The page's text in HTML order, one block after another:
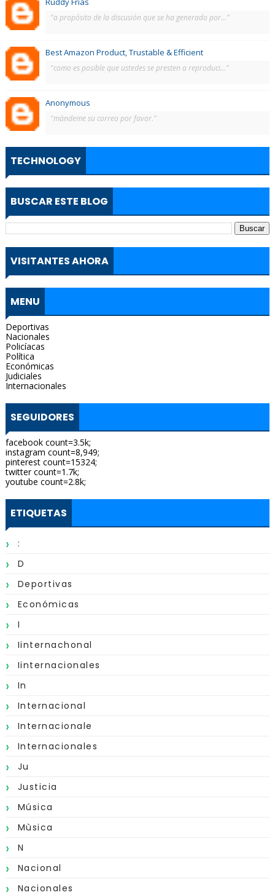
"a propósito de la discusión que se ha generado por..."
Best Amazon Product, Trustable & Efficient
"como es posible que ustedes se presten a reproduci..."
Anonymous
"màndeme su correo por favor."
TECHNOLOGY
BUSCAR ESTE BLOG
VISITANTES AHORA
MENU
Deportivas
Nacionales
Policíacas
Política
Económicas
Judiciales
Internacionales
SEGUIDORES
facebook count=3.5k;
instagram count=8,949;
pinterest count=15324;
twitter count=1.7k;
youtube count=2.8k;
ETIQUETAS
:
D
Deportivas
Económicas
I
Iinternachonal
Iinternacionales
In
Internacional
Internacionale
Internacionales
Ju
Justicia
Música
Mùsica
N
Nacional
Nacionales